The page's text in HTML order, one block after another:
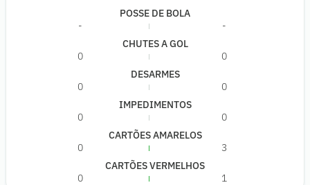
POSSE DE BOLA
-
-
CHUTES A GOL
0
0
DESARMES
0
0
IMPEDIMENTOS
0
0
CARTÕES AMARELOS
0
3
CARTÕES VERMELHOS
0
1